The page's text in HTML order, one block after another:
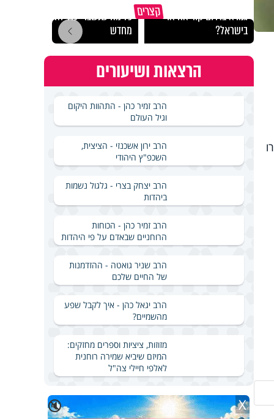
קצרים גמרא בדרום קוריאה או
בישראל?
כל מה שנשבר יכול להיבנות
מחדש
הרצאות ושיעורים
הרב זמיר כהן - התהוות היקום
וגיל העולם
הרב ירון אשכנזי - הציצית,
השכפ"ץ היהודי
הרב יצחק בצרי - גלגול נשמות
ביהדות
הרב זמיר כהן - הכוחות
הרוחניים שבאדם על פי היהדות
הרב שניר גואטה - ההזדמנות
של החיים שלכם
הרב יגאל כהן - איך לקבל שפע
מהשמיים?
מזוזות, ציציות וספרים מחזקים:
המיזם שיביא שמירה רוחנית
לאלפי חיילי צה"ל
🔇 X